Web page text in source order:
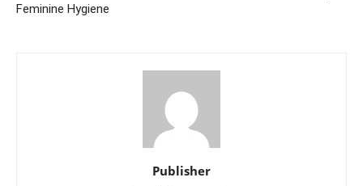
Feminine Hygiene
Publisher